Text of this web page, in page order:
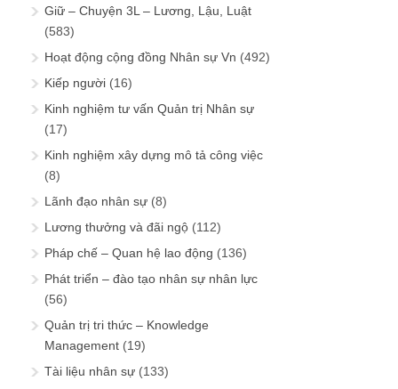
Giữ – Chuyện 3L – Lương, Lậu, Luật
(583)
Hoạt động cộng đồng Nhân sự Vn (492)
Kiếp người (16)
Kinh nghiệm tư vấn Quản trị Nhân sự
(17)
Kinh nghiệm xây dựng mô tả công việc
(8)
Lãnh đạo nhân sự (8)
Lương thưởng và đãi ngộ (112)
Pháp chế – Quan hệ lao động (136)
Phát triển – đào tạo nhân sự nhân lực
(56)
Quản trị tri thức – Knowledge
Management (19)
Tài liệu nhân sự (133)